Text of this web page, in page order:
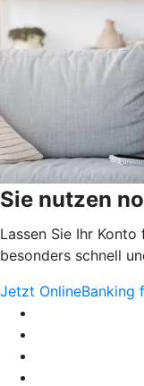
Sie nutzen
Lassen Sie Ihr
besonders schnell
Jetzt OnlineBanking